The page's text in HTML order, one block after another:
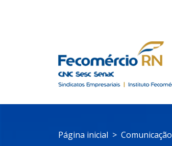
Página inicial Comunicação